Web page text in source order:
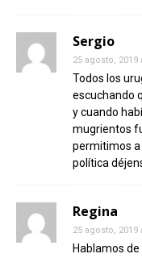
Sergio
25 agosto, 2019
Todos los
escuchando
y cuando
mugrientos
permitimos a
política
Regina
25 agosto, 2019
Hablamos